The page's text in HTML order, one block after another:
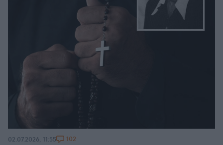
02.07.2026, 11:55 102